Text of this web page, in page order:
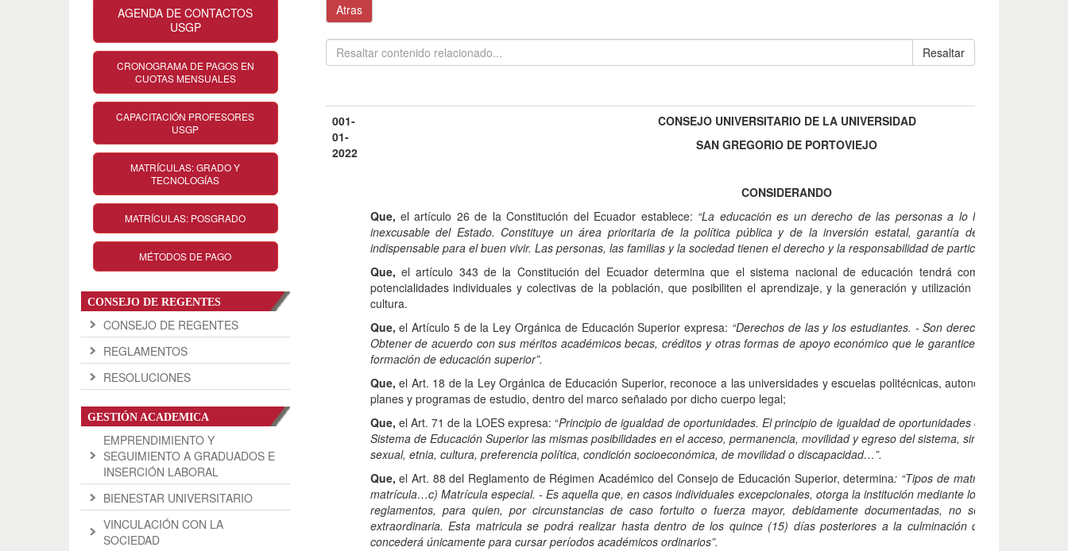
AGENDA DE CONTACTOS
USGP
CRONOGRAMA DE PAGOS EN
CUOTAS MENSUALES
CAPACITACIÓN PROFESORES
USGP
MATRÍCULAS: GRADO Y
TECNOLOGÍAS
MATRÍCULAS: POSGRADO
MÉTODOS DE PAGO
CONSEJO DE REGENTES
CONSEJO DE REGENTES
REGLAMENTOS
RESOLUCIONES
GESTIÓN ACADEMICA
EMPRENDIMIENTO Y
SEGUIMIENTO A GRADUADOS E
INSERCIÓN LABORAL
BIENESTAR UNIVERSITARIO
VINCULACIÓN CON LA
SOCIEDAD
Atras
Resaltar
001-
01-
2022
CONSEJO UNIVERSITARIO DE LA UNIVERSIDAD
SAN GREGORIO DE PORTOVIEJO
CONSIDERANDO
Que, el artículo 26 de la Constitución del Ecuador establece: “La educación es un derecho de las personas a lo largo de su vida
inexcusable del Estado. Constituye un área prioritaria de la política pública y de la inversión estatal, garantía de la igualdad e
indispensable para el buen vivir. Las personas, las familias y la sociedad tienen el derecho y la responsabilidad de participar en el proceso
Que, el artículo 343 de la Constitución del Ecuador determina que el sistema nacional de educación tendrá como finalidad el
potencialidades individuales y colectivas de la población, que posibiliten el aprendizaje, y la generación y utilización de
cultura.
Que, el Artículo 5 de la Ley Orgánica de Educación Superior expresa: “Derechos de las y los estudiantes. - Son derechos de las y los
Obtener de acuerdo con sus méritos académicos becas, créditos y otras formas de apoyo económico que le garantice igualdad de
formación de educación superior”.
Que, el Art. 18 de la Ley Orgánica de Educación Superior, reconoce a las universidades y escuelas politécnicas, autonomía
planes y programas de estudio, dentro del marco señalado por dicho cuerpo legal;
Que, el Art. 71 de la LOES expresa: “Principio de igualdad de oportunidades. El principio de igualdad de oportunidades consiste en
Sistema de Educación Superior las mismas posibilidades en el acceso, permanencia, movilidad y egreso del sistema, sin discriminación
sexual, etnia, cultura, preferencia política, condición socioeconómica, de movilidad o discapacidad…”.
Que, el Art. 88 del Reglamento de Régimen Académico del Consejo de Educación Superior, determina: “Tipos de matrícula. - Se
matrícula…c) Matrícula especial. - Es aquella que, en casos individuales excepcionales, otorga la institución mediante los mecanismos
reglamentos, para quien, por circunstancias de caso fortuito o fuerza mayor, debidamente documentadas, no se haya
extraordinaria. Esta matricula se podrá realizar hasta dentro de los quince (15) días posteriores a la culminación del periodo de
concederá únicamente para cursar períodos académicos ordinarios”.